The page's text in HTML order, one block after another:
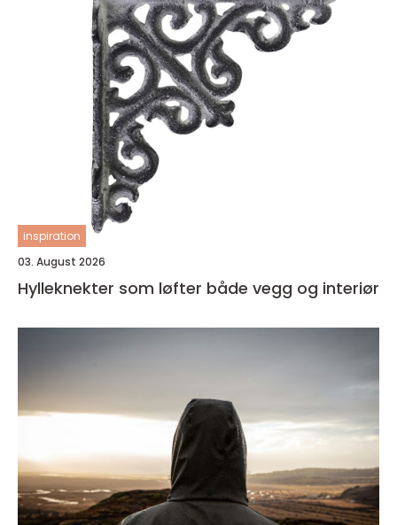
inspiration
03. August 2026
Hylleknekter som løfter både vegg og interiør